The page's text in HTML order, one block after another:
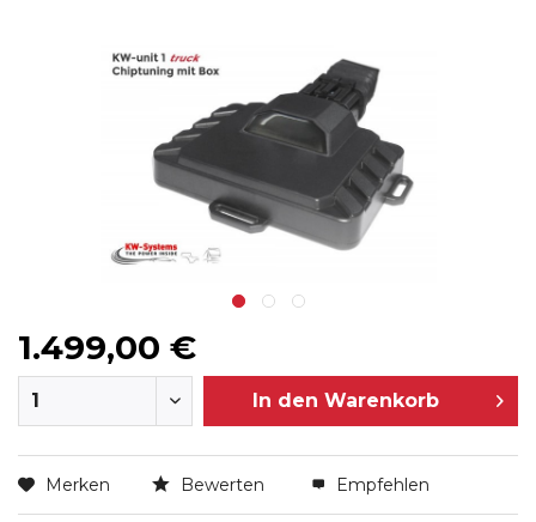
1.499,00 €
In den Warenkorb
Merken Bewerten Empfehlen